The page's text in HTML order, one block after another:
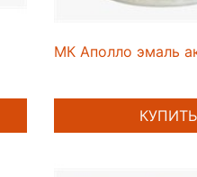
МК Аполло эмаль
КУПИТЬ